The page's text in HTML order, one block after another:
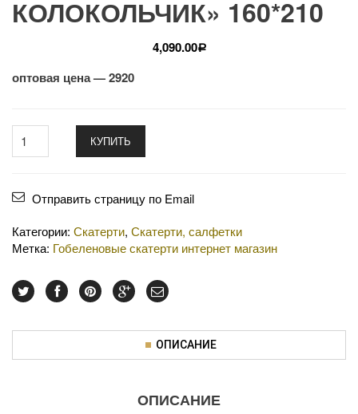
КОЛОКОЛЬЧИК» 160*210
4,090.00Р
оптовая цена — 2920
КУПИТЬ
Отправить страницу по Email
Категории: Скатерти, Скатерти, салфетки
Метка: Гобеленовые скатерти интернет магазин
ОПИСАНИЕ
ОПИСАНИЕ